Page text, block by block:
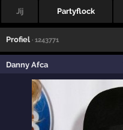
Jij Partyflock
Profiel · 1243771
Danny Afca